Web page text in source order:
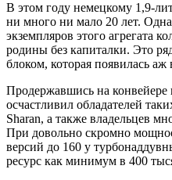
В этом году немецкому 1,9-
ни много ни мало 20 лет.
экземпляров этого агрегата
родины без капиталки. Это
блоком, которая появилась аж
Продержавшись на конвейере
осчастливил обладателей
Sharan, а также владельцев
При довольно скромно
версий до 160 у
ресурс как минимум в 400